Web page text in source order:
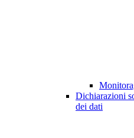
Dichiarazioni
dei dati